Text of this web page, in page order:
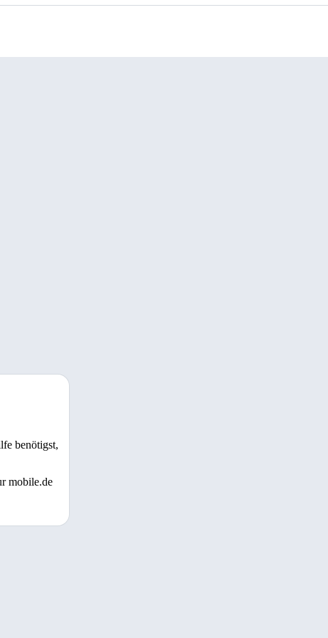
benötigst,
mobile.de